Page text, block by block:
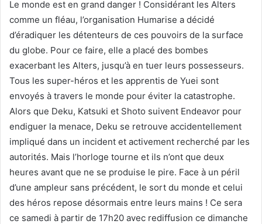
Le monde est en grand danger ! Considérant les Alters
comme un fléau, l’organisation Humarise a décidé
d’éradiquer les détenteurs de ces pouvoirs de la surface
du globe. Pour ce faire, elle a placé des bombes
exacerbant les Alters, jusqu’à en tuer leurs possesseurs.
Tous les super-héros et les apprentis de Yuei sont
envoyés à travers le monde pour éviter la catastrophe.
Alors que Deku, Katsuki et Shoto suivent Endeavor pour
endiguer la menace, Deku se retrouve accidentellement
impliqué dans un incident et activement recherché par les
autorités. Mais l’horloge tourne et ils n’ont que deux
heures avant que ne se produise le pire. Face à un péril
d’une ampleur sans précédent, le sort du monde et celui
des héros repose désormais entre leurs mains ! Ce sera
ce samedi à partir de 17h20 avec rediffusion ce dimanche